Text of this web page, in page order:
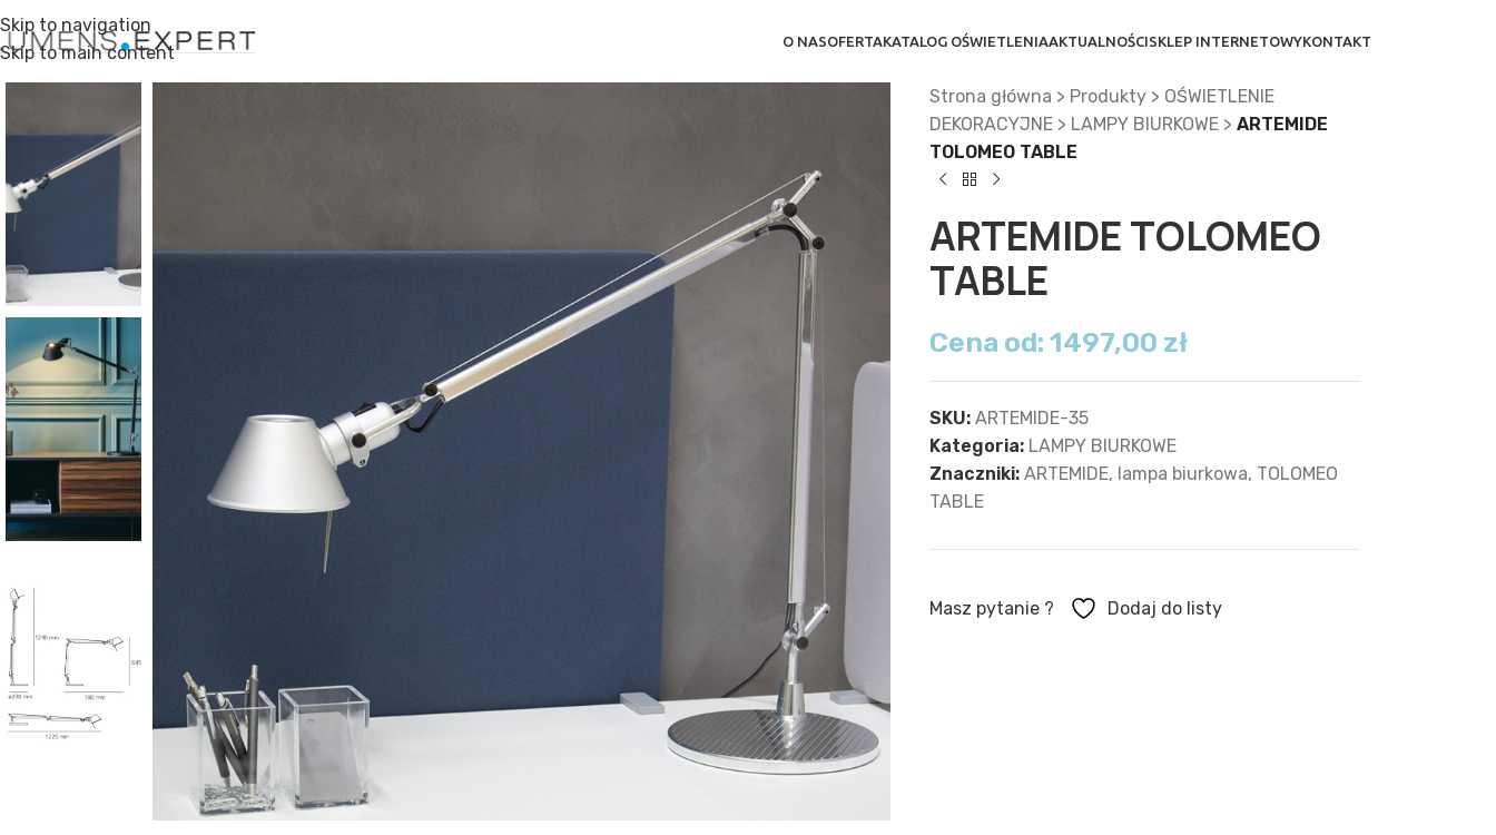
Skip to navigation
Skip to main content
O NASOFERTAKATALOG OŚWIETLENIAAKTUALNOŚCISKLEP INTERNETOWYKONTAKT
Strona główna > Produkty> OŚWIETLENIE
DEKORACYJNE> LAMPY BIURKOWE> ARTEMIDE
TOLOMEO TABLE
ARTEMIDE TOLOMEO
TABLE
Cena od: 1497,00 zł
SKU: ARTEMIDE-35
Kategoria: LAMPY BIURKOWE
Znaczniki: ARTEMIDE, lampa biurkowa, TOLOMEO
TABLE
Masz pytanie ? Dodaj do listy